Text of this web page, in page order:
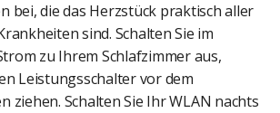
bei, die das Herzstück praktisch aller
sind. Schalten Sie im
zu Ihrem Schlafzimmer aus,
Leistungsschalter vor dem
ziehen. Schalten Sie Ihr WLAN nachts